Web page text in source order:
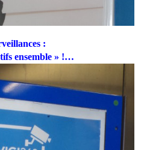
:
ensemble » !…